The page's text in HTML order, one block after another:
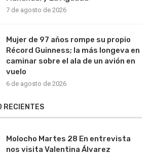
7 de agosto de 2026
Mujer de 97 años rompe su propio
Récord Guinness; la más longeva en
caminar sobre el ala de un avión en
vuelo
6 de agosto de 2026
RECIENTES
Molocho Martes 28 En entrevista
nos visita Valentina Álvarez